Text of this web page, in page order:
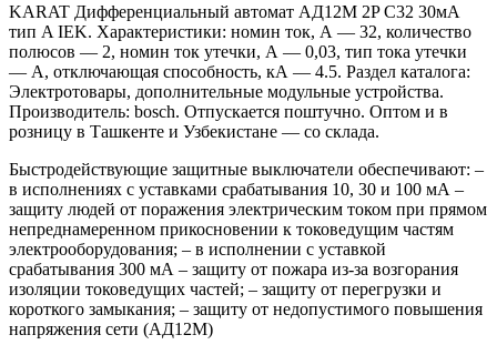
KARAT Дифференциальный автомат АД12M 2P C32 30мА
тип A IEK. Характеристики: номин ток, А — 32, количество
полюсов — 2, номин ток утечки, А — 0,03, тип тока утечки
— A, отключающая способность, кА — 4.5. Раздел каталога:
Электротовары, дополнительные модульные устройства.
Производитель: bosch. Отпускается поштучно. Оптом и в
розницу в Ташкенте и Узбекистане — со склада.
Быстродействующие защитные выключатели обеспечивают: –
в исполнениях с уставками срабатывания 10, 30 и 100 мА –
защиту людей от поражения электрическим током при прямом
непреднамеренном прикосновении к токоведущим частям
электрооборудования; – в исполнении с уставкой
срабатывания 300 мА – защиту от пожара из-за возгорания
изоляции токоведущих частей; – защиту от перегрузки и
короткого замыкания; – защиту от недопустимого повышения
напряжения сети (АД12М)